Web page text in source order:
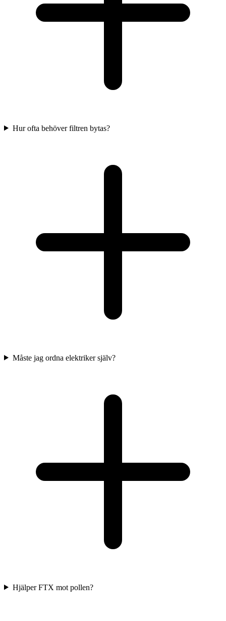
Hur ofta behöver filtren bytas?
Måste jag ordna elektriker själv?
Hjälper FTX mot pollen?